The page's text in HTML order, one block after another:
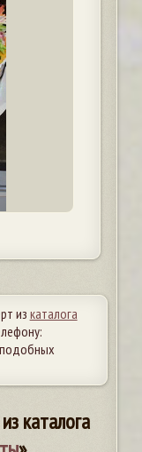
из каталога
каталога